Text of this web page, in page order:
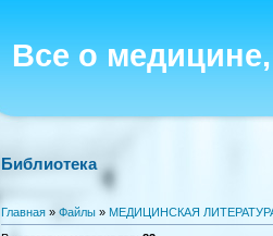
Все о
Библиотека
Главная » Файлы » МЕДИЦИНСКАЯ